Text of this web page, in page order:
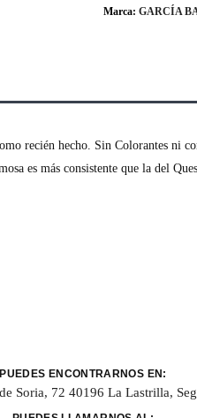
Marca:GARCÍA
recién hecho. Sin Colorantes ni
es más consistente que la del
PUEDES ENCONTRARNOS EN:
Soria, 72 40196 La Lastrilla,